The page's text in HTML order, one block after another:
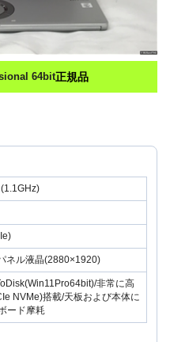
64bit正規品
ネル液晶(2880×1920)
非常に高
NVMe)搭載/天板および本体に
ード摩耗